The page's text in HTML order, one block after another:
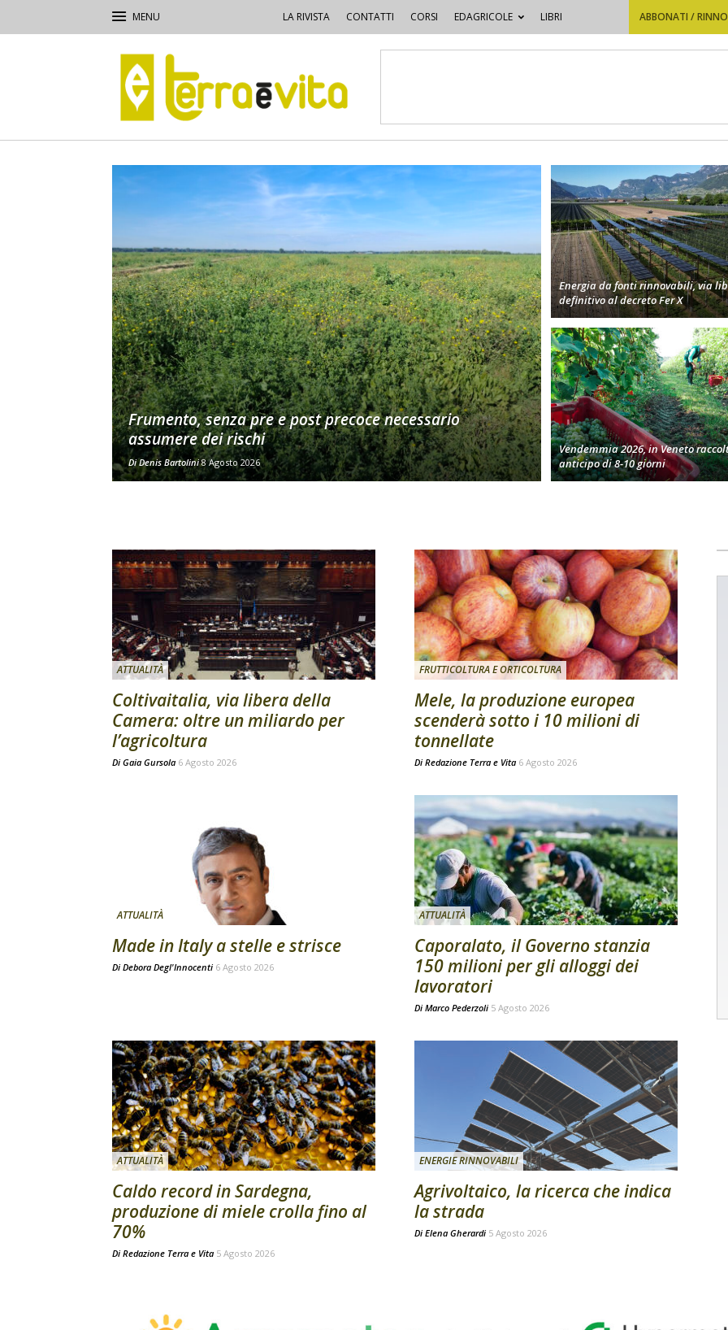
LA RIVISTA CONTATTI CORSI EDAGRICOLE LIBRI ABBONATI /
e
Vita
Frumento, senza pre e post precoce necessario
assumere dei rischi
DiDenis Bartolini 8 Agosto 2026
Energia da fonti rinnovabili, via
definitivo al decreto Fer X
Vendemmia 2026, in Veneto
anticipo di 8-10 giorni
ATTUALITÀ
Coltivaitalia, via libera della
Camera: oltre un miliardo per
l’agricoltura
Di Gaia Gursola 6 Agosto 2026
FRUTTICOLTURA E ORTICOLTURA
Mele, la produzione europea
scenderà sotto i 10 milioni di
tonnellate
Di Redazione Terra e Vita 6 Agosto 2026
ATTUALITÀ
Made in Italy a stelle e strisce
Di Debora Degl'Innocenti 6 Agosto 2026
ATTUALITÀ
Caporalato, il Governo stanzia
150 milioni per gli alloggi dei
lavoratori
Di Marco Pederzoli 5 Agosto 2026
ATTUALITÀ
Caldo record in Sardegna,
produzione di miele crolla fino al
70%
Di Redazione Terra e Vita 5 Agosto 2026
ENERGIE RINNOVABILI
Agrivoltaico, la ricerca che indica
la strada
Di Elena Gherardi 5 Agosto 2026